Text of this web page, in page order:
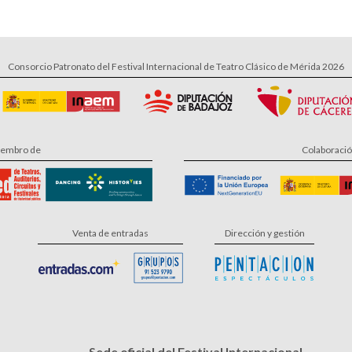
Consorcio Patronato del Festival Internacional de Teatro Clásico de Mérida 2026
de
Venta de entradas Dirección y gestión